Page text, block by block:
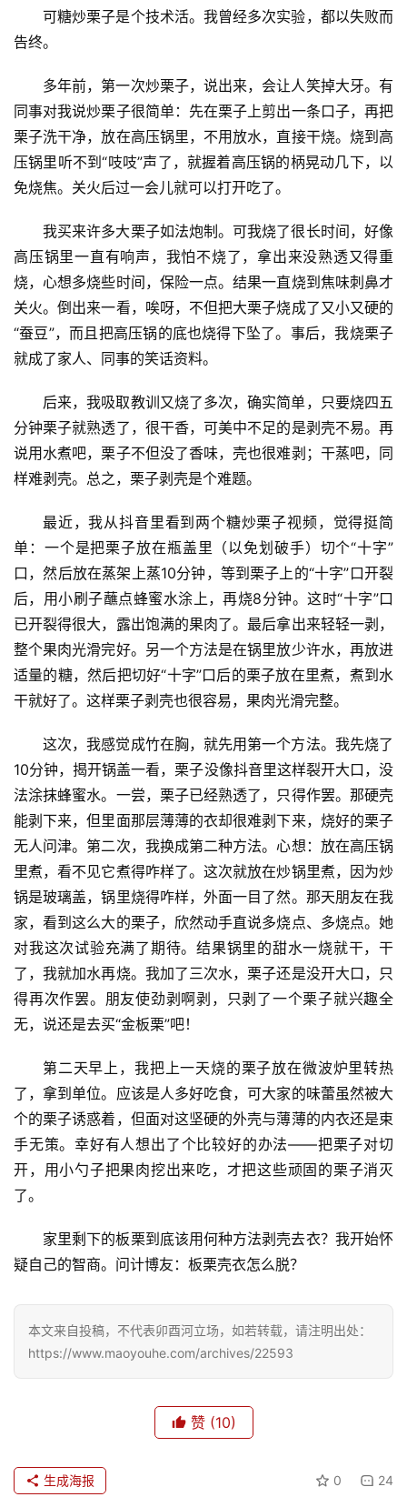
可糖炒栗子是个技术活。我曾经多次实验，都以失败而
告终。
多年前，第一次炒栗子，说出来，会让人笑掉大牙。有
同事对我说炒栗子很简单：先在栗子上剪出一条口子，再把
栗子洗干净，放在高压锅里，不用放水，直接干烧。烧到高
压锅里听不到“吱吱”声了，就握着高压锅的柄晃动几下，以
免烧焦。关火后过一会儿就可以打开吃了。
我买来许多大栗子如法炮制。可我烧了很长时间，好像
高压锅里一直有响声，我怕不烧了，拿出来没熟透又得重
烧，心想多烧些时间，保险一点。结果一直烧到焦味刺鼻才
关火。倒出来一看，唉呀，不但把大栗子烧成了又小又硬的
“蚕豆”，而且把高压锅的底也烧得下坠了。事后，我烧栗子
就成了家人、同事的笑话资料。
后来，我吸取教训又烧了多次，确实简单，只要烧四五
分钟栗子就熟透了，很干香，可美中不足的是剥壳不易。再
说用水煮吧，栗子不但没了香味，壳也很难剥；干蒸吧，同
样难剥壳。总之，栗子剥壳是个难题。
最近，我从抖音里看到两个糖炒栗子视频，觉得挺简
单：一个是把栗子放在瓶盖里（以免划破手）切个“十字”
口，然后放在蒸架上蒸10分钟，等到栗子上的“十字”口开裂
后，用小刷子蘸点蜂蜜水涂上，再烧8分钟。这时“十字”口
已开裂得很大，露出饱满的果肉了。最后拿出来轻轻一剥，
整个果肉光滑完好。另一个方法是在锅里放少许水，再放进
适量的糖，然后把切好“十字”口后的栗子放在里煮，煮到水
干就好了。这样栗子剥壳也很容易，果肉光滑完整。
这次，我感觉成竹在胸，就先用第一个方法。我先烧了
10分钟，揭开锅盖一看，栗子没像抖音里这样裂开大口，没
法涂抹蜂蜜水。一尝，栗子已经熟透了，只得作罢。那硬壳
能剥下来，但里面那层薄薄的衣却很难剥下来，烧好的栗子
无人问津。第二次，我换成第二种方法。心想：放在高压锅
里煮，看不见它煮得咋样了。这次就放在炒锅里煮，因为炒
锅是玻璃盖，锅里烧得咋样，外面一目了然。那天朋友在我
家，看到这么大的栗子，欣然动手直说多烧点、多烧点。她
对我这次试验充满了期待。结果锅里的甜水一烧就干，干
了，我就加水再烧。我加了三次水，栗子还是没开大口，只
得再次作罢。朋友使劲剥啊剥，只剥了一个栗子就兴趣全
无，说还是去买“金板栗”吧！
第二天早上，我把上一天烧的栗子放在微波炉里转热
了，拿到单位。应该是人多好吃食，可大家的味蕾虽然被大
个的栗子诱惑着，但面对这坚硬的外壳与薄薄的内衣还是束
手无策。幸好有人想出了个比较好的办法——把栗子对切
开，用小勺子把果肉挖出来吃，才把这些顽固的栗子消灭
了。
家里剩下的板栗到底该用何种方法剥壳去衣？我开始怀
疑自己的智商。问计博友：板栗壳衣怎么脱？
本文来自投稿，不代表卯酉河立场，如若转载，请注明出处：
https://www.maoyouhe.com/archives/22593
赞 (10)
0 24
生成海报